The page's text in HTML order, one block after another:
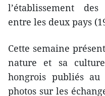
l’établissement
entre les ​deux pays
Cette semaine
nature et sa
hongrois publiés
photo​s sur les